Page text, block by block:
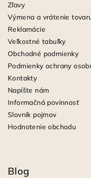
Zľavy
Výmena a vrátenie
Reklamácie
Veľkostné tabuľky
Obchodné podmienky
Podmienky ochrany
Kontakty
Napíšte nám
Informačná povinnosť
Slovník pojmov
Hodnotenie obchodu
Blog